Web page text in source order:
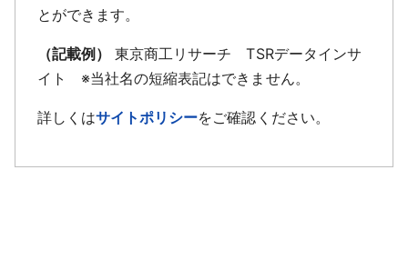
とができます。
（記載例）
東京商工リサーチ TSRデータインサ
イト ※当社名の短縮表記はできません。
詳しくはサイトポリシーをご確認ください。